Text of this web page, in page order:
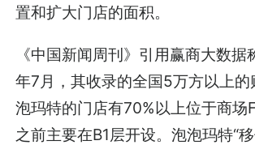
置和扩大门店的面积。
《中国新闻周刊》引用赢商大数
年7月，其收录的全国5万方以上
泡玛特的门店有70%以上位于商场
之前主要在B1层开设。泡泡玛特“